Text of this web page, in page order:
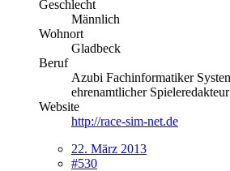
Geschlecht
Männlich
Wohnort
Gladbeck
Beruf
Azubi Fachinformatiker
ehrenamtlicher Spieleredakteur
Website
http://race-sim-net.de
22. März 2013
#530